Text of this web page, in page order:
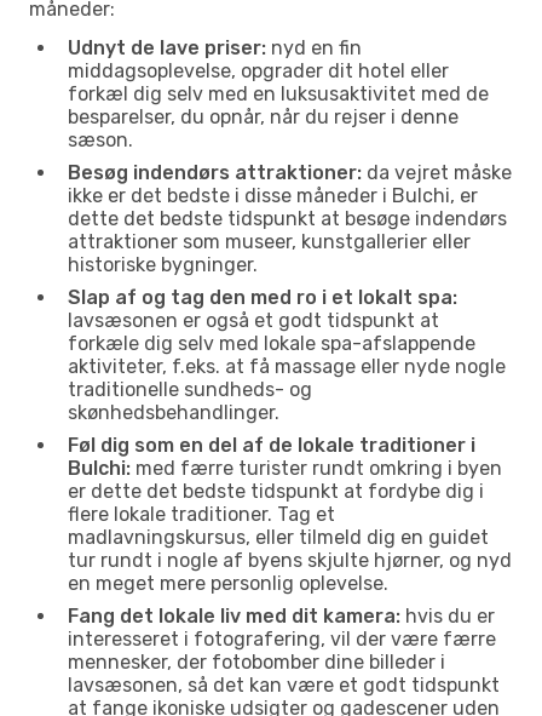
måneder:
Udnyt de lave priser: nyd en fin
middagsoplevelse, opgrader dit hotel eller
forkæl dig selv med en luksusaktivitet med de
besparelser, du opnår, når du rejser i denne
sæson.
Besøg indendørs attraktioner: da vejret måske
ikke er det bedste i disse måneder i Bulchi, er
dette det bedste tidspunkt at besøge indendørs
attraktioner som museer, kunstgallerier eller
historiske bygninger.
Slap af og tag den med ro i et lokalt spa:
lavsæsonen er også et godt tidspunkt at
forkæle dig selv med lokale spa-afslappende
aktiviteter, f.eks. at få massage eller nyde nogle
traditionelle sundheds- og
skønhedsbehandlinger.
Føl dig som en del af de lokale traditioner i
Bulchi: med færre turister rundt omkring i byen
er dette det bedste tidspunkt at fordybe dig i
flere lokale traditioner. Tag et
madlavningskursus, eller tilmeld dig en guidet
tur rundt i nogle af byens skjulte hjørner, og nyd
en meget mere personlig oplevelse.
Fang det lokale liv med dit kamera: hvis du er
interesseret i fotografering, vil der være færre
mennesker, der fotobomber dine billeder i
lavsæsonen, så det kan være et godt tidspunkt
at fange ikoniske udsigter og gadescener uden